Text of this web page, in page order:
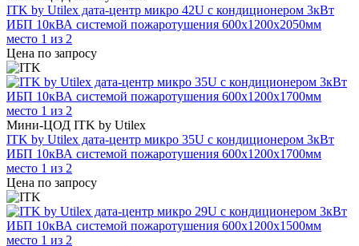
ITK by Utilex дата-центр микро 42U с кондиционером 3кВт
ИБП 10кВА системой пожаротушения 600х1200х2050мм
место 1 из 2
Цена по запросу
Мини-ЦОД ITK by Utilex
ITK by Utilex дата-центр микро 35U с кондиционером 3кВт
ИБП 10кВА системой пожаротушения 600х1200х1700мм
место 1 из 2
Цена по запросу